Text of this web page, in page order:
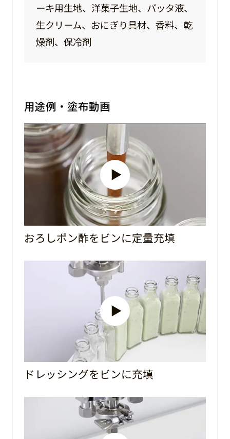
ーキ用生地、洋菓子生地、バッタ液、
生クリーム、おにぎり具材、香料、乾
燥剤、保冷剤
用途例・塗布動画
おろしポン酢をビンに定量充填
ドレッシングをビンに充填